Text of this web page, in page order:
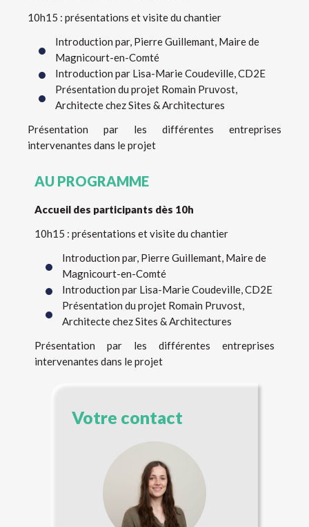
10h15 : présentations et visite du chantier
Introduction par, Pierre Guillemant, Maire de
Magnicourt-en-Comté
Introduction par Lisa-Marie Coudeville, CD2E
Présentation du projet Romain Pruvost,
Architecte chez Sites & Architectures
Présentation par les différentes entreprises
intervenantes dans le projet
AU PROGRAMME
Accueil des participants dès 10h
10h15 : présentations et visite du chantier
Introduction par, Pierre Guillemant, Maire de
Magnicourt-en-Comté
Introduction par Lisa-Marie Coudeville, CD2E
Présentation du projet Romain Pruvost,
Architecte chez Sites & Architectures
Présentation par les différentes entreprises
intervenantes dans le projet
Votre contact